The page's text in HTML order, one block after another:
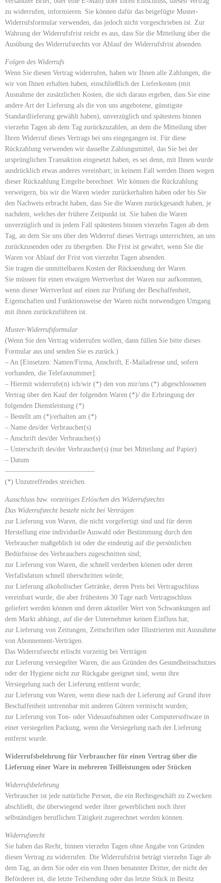
zu widerrufen, informieren. Sie können dafür das beigefügte Muster-
Widerrufsformular verwenden, das jedoch nicht vorgeschrieben ist. Zur
Wahrung der Widerrufsfrist reicht es aus, dass Sie die Mitteilung über die
Ausübung des Widerrufsrechts vor Ablauf der Widerrufsfrist absenden.
Folgen des Widerrufs
Wenn Sie diesen Vertrag widerrufen, haben wir Ihnen alle Zahlungen, die
wir von Ihnen erhalten haben, einschließlich der Lieferkosten (mit
Ausnahme der zusätzlichen Kosten, die sich daraus ergeben, dass Sie eine
andere Art der Lieferung als die von uns angebotene, günstigste
Standardlieferung gewählt haben), unverzüglich und spätestens binnen
vierzehn Tagen ab dem Tag zurückzuzahlen, an dem die Mitteilung über
Ihren Widerruf dieses Vertrags bei uns eingegangen ist. Für diese
Rückzahlung verwenden wir dasselbe Zahlungsmittel, das Sie bei der
ursprünglichen Transaktion eingesetzt haben, es sei denn, mit Ihnen wurde
ausdrücklich etwas anderes vereinbart; in keinem Fall werden Ihnen wegen
dieser Rückzahlung Entgelte berechnet. Wir können die Rückzahlung
verweigern, bis wir die Waren wieder zurückerhalten haben oder bis Sie
den Nachweis erbracht haben, dass Sie die Waren zurückgesandt haben, je
nachdem, welches der frühere Zeitpunkt ist. Sie haben die Waren
unverzüglich und in jedem Fall spätestens binnen vierzehn Tagen ab dem
Tag, an dem Sie uns über den Widerruf dieses Vertrags unterrichten, an uns
zurückzusenden oder zu übergeben. Die Frist ist gewahrt, wenn Sie die
Waren vor Ablauf der Frist von vierzehn Tagen absenden.
Sie tragen die unmittelbaren Kosten der Rücksendung der Waren.
Sie müssen für einen etwaigen Wertverlust der Waren nur aufkommen,
wenn dieser Wertverlust auf einen zur Prüfung der Beschaffenheit,
Eigenschaften und Funktionsweise der Waren nicht notwendigen Umgang
mit ihnen zurückzuführen ist.
Muster-Widerrufsformular
(Wenn Sie den Vertrag widerrufen wollen, dann füllen Sie bitte dieses
Formular aus und senden Sie es zurück.)
– An [Einsetzen: Namen/Firma, Anschrift, E-Mailadresse und, sofern
vorhanden, die Telefaxnummer]:
– Hiermit widerrufe(n) ich/wir (*) den von mir/uns (*) abgeschlossenen
Vertrag über den Kauf der folgenden Waren (*)/ die Erbringung der
folgenden Dienstleistung (*)
– Bestellt am (*)/erhalten am (*)
– Name des/der Verbraucher(s)
– Anschrift des/der Verbraucher(s)
– Unterschrift des/der Verbraucher(s) (nur bei Mitteilung auf Papier)
– Datum
—————————————
(*) Unzutreffendes streichen.
Ausschluss bzw. vorzeitiges Erlöschen des Widerrufsrechts
Das Widerrufsrecht besteht nicht bei Verträgen
zur Lieferung von Waren, die nicht vorgefertigt sind und für deren
Herstellung eine individuelle Auswahl oder Bestimmung durch den
Verbraucher maßgeblich ist oder die eindeutig auf die persönlichen
Bedürfnisse des Verbrauchers zugeschnitten sind;
zur Lieferung von Waren, die schnell verderben können oder deren
Verfallsdatum schnell überschritten würde;
zur Lieferung alkoholischer Getränke, deren Preis bei Vertragsschluss
vereinbart wurde, die aber frühestens 30 Tage nach Vertragsschluss
geliefert werden können und deren aktueller Wert von Schwankungen auf
dem Markt abhängt, auf die der Unternehmer keinen Einfluss hat;
zur Lieferung von Zeitungen, Zeitschriften oder Illustrierten mit Ausnahme
von Abonnement-Verträgen.
Das Widerrufsrecht erlischt vorzeitig bei Verträgen
zur Lieferung versiegelter Waren, die aus Gründen des Gesundheitsschutzes
oder der Hygiene nicht zur Rückgabe geeignet sind, wenn ihre
Versiegelung nach der Lieferung entfernt wurde;
zur Lieferung von Waren, wenn diese nach der Lieferung auf Grund ihrer
Beschaffenheit untrennbar mit anderen Gütern vermischt wurden;
zur Lieferung von Ton- oder Videoaufnahmen oder Computersoftware in
einer versiegelten Packung, wenn die Versiegelung nach der Lieferung
entfernt wurde.
Widerrufsbelehrung für Verbraucher für einen Vertrag über die
Lieferung einer Ware in mehreren Teilleistungen oder Stücken
Widerrufsbelehrung
Verbraucher ist jede natürliche Person, die ein Rechtsgeschäft zu Zwecken
abschließt, die überwiegend weder ihrer gewerblichen noch ihrer
selbständigen beruflichen Tätigkeit zugerechnet werden können.
Widerrufsrecht
Sie haben das Recht, binnen vierzehn Tagen ohne Angabe von Gründen
diesen Vertrag zu widerrufen. Die Widerrufsfrist beträgt vierzehn Tage ab
dem Tag, an dem Sie oder ein von Ihnen benannter Dritter, der nicht der
Beförderer ist, die letzte Teilsendung oder das letzte Stück in Besitz